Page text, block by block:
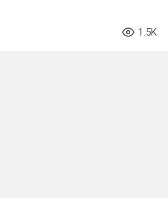
1.5K